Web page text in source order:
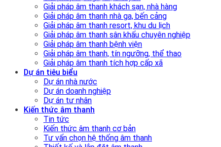
Giải pháp âm thanh khách sạn, nhà hàng
Giải pháp âm thanh nhà ga, bến cảng
Giải pháp âm thanh resort, khu du lịch
Giải pháp âm thanh sân khấu chuyên nghiệp
Giải pháp âm thanh bệnh viện
Giải pháp âm thanh, tín ngưỡng, thể thao
Giải pháp âm thanh tích hợp cấp xã
Dự án tiêu biểu
Dự án nhà nước
Dự án doanh nghiệp
Dự án tư nhân
Kiến thức âm thanh
Tin tức
Kiến thức âm thanh cơ bản
Tư vấn chọn hệ thống âm thanh